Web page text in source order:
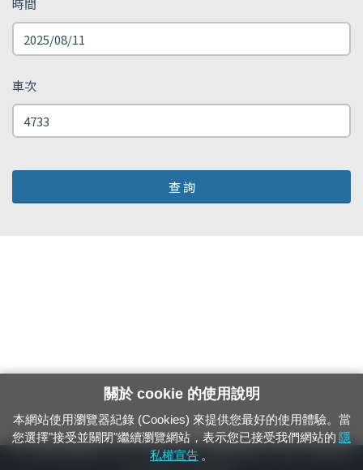
時間
車次
查 詢
24小時緊急通報電話：1933（市話、手機，僅限發現軌道、平交道、橋樑及隧
關於 cookie 的使用說明
本網站使用瀏覽器紀錄 (Cookies) 來提供您最好的使用體驗。當
您選擇"接受並關閉"繼續瀏覽網站，表示您已接受我們網站的 隱
私權宣告 。